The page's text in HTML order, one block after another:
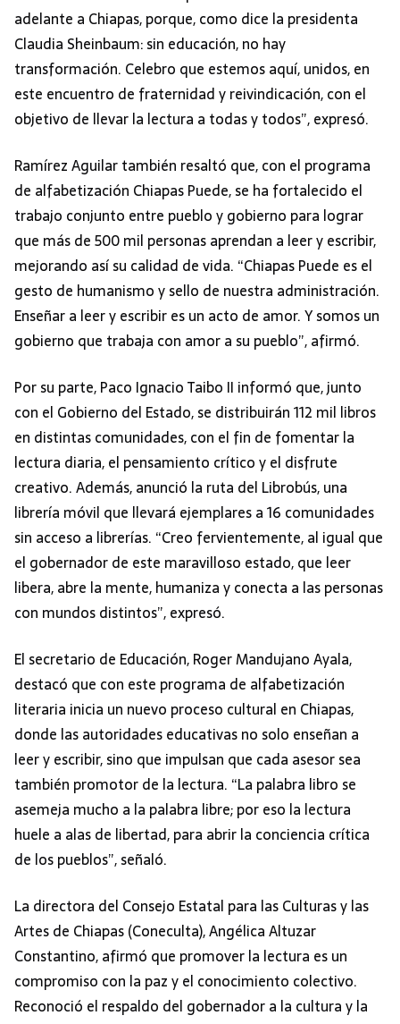
adelante a Chiapas, porque, como dice la presidenta
Claudia Sheinbaum: sin educación, no hay
transformación. Celebro que estemos aquí, unidos, en
este encuentro de fraternidad y reivindicación, con el
objetivo de llevar la lectura a todas y todos”, expresó.
Ramírez Aguilar también resaltó que, con el programa
de alfabetización Chiapas Puede, se ha fortalecido el
trabajo conjunto entre pueblo y gobierno para lograr
que más de 500 mil personas aprendan a leer y escribir,
mejorando así su calidad de vida. “Chiapas Puede es el
gesto de humanismo y sello de nuestra administración.
Enseñar a leer y escribir es un acto de amor. Y somos un
gobierno que trabaja con amor a su pueblo”, afirmó.
Por su parte, Paco Ignacio Taibo II informó que, junto
con el Gobierno del Estado, se distribuirán 112 mil libros
en distintas comunidades, con el fin de fomentar la
lectura diaria, el pensamiento crítico y el disfrute
creativo. Además, anunció la ruta del Librobús, una
librería móvil que llevará ejemplares a 16 comunidades
sin acceso a librerías. “Creo fervientemente, al igual que
el gobernador de este maravilloso estado, que leer
libera, abre la mente, humaniza y conecta a las personas
con mundos distintos”, expresó.
El secretario de Educación, Roger Mandujano Ayala,
destacó que con este programa de alfabetización
literaria inicia un nuevo proceso cultural en Chiapas,
donde las autoridades educativas no solo enseñan a
leer y escribir, sino que impulsan que cada asesor sea
también promotor de la lectura. “La palabra libro se
asemeja mucho a la palabra libre; por eso la lectura
huele a alas de libertad, para abrir la conciencia crítica
de los pueblos”, señaló.
La directora del Consejo Estatal para las Culturas y las
Artes de Chiapas (Coneculta), Angélica Altuzar
Constantino, afirmó que promover la lectura es un
compromiso con la paz y el conocimiento colectivo.
Reconoció el respaldo del gobernador a la cultura y la